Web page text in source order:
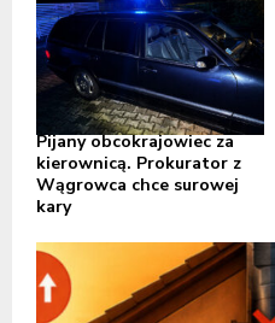
Pijany obcokrajowiec za
kierownicą. Prokurator z
Wągrowca chce surowej
kary